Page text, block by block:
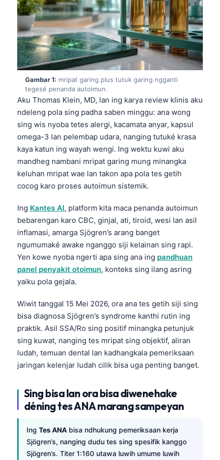
Gambar 1: mripat garing plus tutuk garing ngganti
tegesé penanda autoimun.
Aku Thomas Klein, MD, lan ing karya review klinis aku
ndeleng pola sing padha saben minggu: ana wong
sing wis nyoba tetes alergi, kacamata anyar, kapsul
omega-3 lan pelembap udara, nanging tutuké krasa
kaya katun ing wayah wengi. Ing wektu kuwi aku
mandheg nambani mripat garing mung minangka
keluhan mripat wae lan takon apa pola tes getih
cocog karo proses autoimun sistemik.
Ing Kantes AI, platform kita maca penanda autoimun
bebarengan karo CBC, ginjal, ati, tiroid, wesi lan asil
inflamasi, amarga Sjögren’s arang banget
ngumumaké awake nganggo siji kelainan sing rapi.
Yen kowe nyoba ngerti apa sing ana ing pandhuan
panel penyakit otoimun, konteks sing ilang asring
yaiku pola gejala.
Wiwit tanggal 15 Mei 2026, ora ana tes getih siji sing
bisa diagnosa Sjögren’s syndrome kanthi rutin ing
praktik. Asil SSA/Ro sing positif minangka petunjuk
sing kuwat, nanging tes mripat sing objektif, aliran
ludah, temuan dental lan kadhangkala pemeriksaan
jaringan kelenjar ludah cilik bisa uga penting banget.
Sing bisa lan ora bisa diwenehake
déning tes ANA marang sampeyan
Ing Tes ANA bisa ndhukung pemeriksaan kerja
Sjögren’s, nanging dudu tes sing spesifik kanggo
Sjögren’s. Titer 1:160 utawa luwih umume luwih